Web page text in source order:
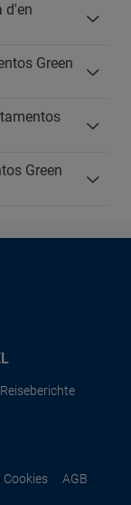
d'en
Green
Green
Reiseberichte
Cookies
AGB